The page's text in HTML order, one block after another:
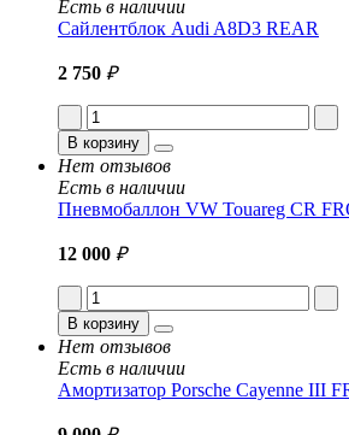
Есть в наличии
Сайлентблок Audi A8D3 REAR
2 750 ₽
В корзину
Нет отзывов
Есть в наличии
Пневмобаллон VW Touareg CR
12 000 ₽
В корзину
Нет отзывов
Есть в наличии
Амортизатор Porsche Cayenne III